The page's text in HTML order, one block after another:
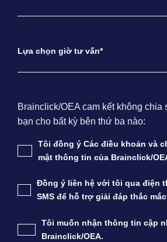
Lựa chọn giờ tư vấn*
Brainclick/OEA cam kết không chia
bạn cho bất kỳ bên thứ ba nào:
Tôi đồng ý Các điều khoản và
mật thông tin của Brainclick/
Đồng ý liên hệ với tôi qua điện
SMS để hỗ trợ giải đáp thắc
Tôi muốn nhận thông tin cập
Brainclick/OEA.